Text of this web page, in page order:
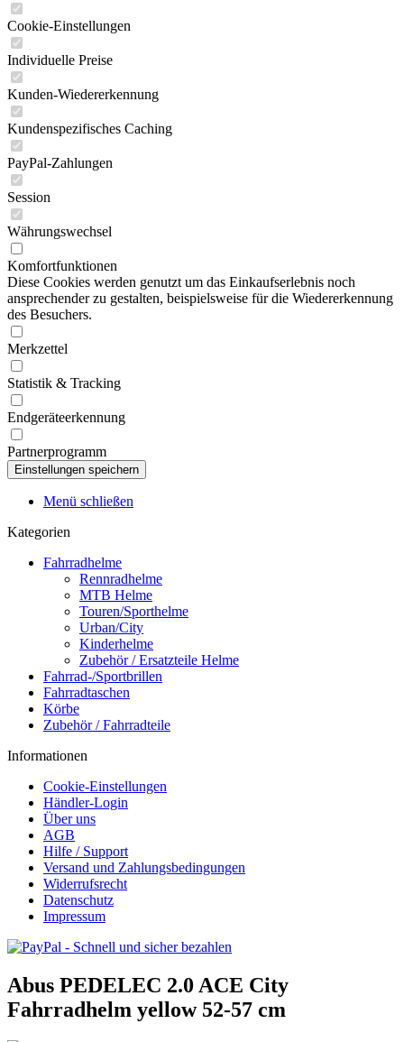
Cookie-Einstellungen
Individuelle Preise
Kunden-Wiedererkennung
Kundenspezifisches Caching
PayPal-Zahlungen
Session
Währungswechsel
Komfortfunktionen
Diese Cookies werden genutzt um das Einkaufserlebnis noch
ansprechender zu gestalten, beispielsweise für die Wiedererkennung
des Besuchers.
Merkzettel
Statistik & Tracking
Endgeräteerkennung
Partnerprogramm
Menü schließen
Kategorien
Fahrradhelme
Rennradhelme
MTB Helme
Touren/Sporthelme
Urban/City
Kinderhelme
Zubehör / Ersatzteile Helme
Fahrrad-/Sportbrillen
Fahrradtaschen
Körbe
Zubehör / Fahrradteile
Informationen
Cookie-Einstellungen
Händler-Login
Über uns
AGB
Hilfe / Support
Versand und Zahlungsbedingungen
Widerrufsrecht
Datenschutz
Impressum
Abus PEDELEC 2.0 ACE City
Fahrradhelm yellow 52-57 cm